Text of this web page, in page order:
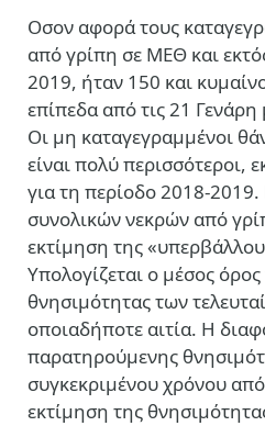
Οσον αφορά τους
από γρίπη σε ΜΕΘ και
2019, ήταν 150 και
επίπεδα από τις 21 Γενάρη
Οι μη καταγεγραμμένοι
είναι πολύ περισσότεροι,
για τη περίοδο 2018-
συνολικών νεκρών από
εκτίμηση της
Υπολογίζεται ο μέσος όρος
θνησιμότητας των
οποιαδήποτε αιτία. Η
παρατηρούμενης
συγκεκριμένου χρόνου
εκτίμηση της